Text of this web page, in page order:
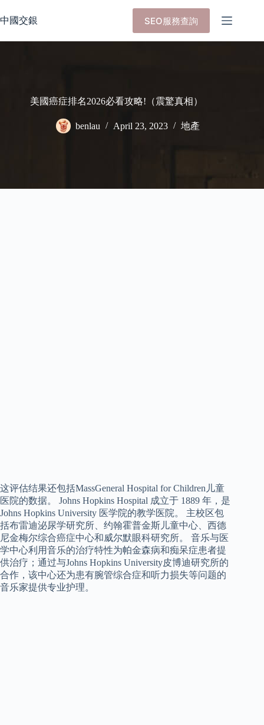
to
content
中國交銀 SEO服務查詢
美國癌症排名2026必看攻略!（震驚真相）
benlau April 23, 2023 地產
这评估结果还包括MassGeneral Hospital for Children儿童
医院的数据。 Johns Hopkins Hospital 成立于 1889 年，是
Johns Hopkins University 医学院的教学医院。 主校区包
括布雷迪泌尿学研究所、约翰霍普金斯儿童中心、西德
尼金梅尔综合癌症中心和威尔默眼科研究所。 音乐与医
学中心利用音乐的治疗特性为帕金森病和痴呆症患者提
供治疗；通过与Johns Hopkins University皮博迪研究所的
合作，该中心还为患有腕管综合症和听力损失等问题的
音乐家提供专业护理。